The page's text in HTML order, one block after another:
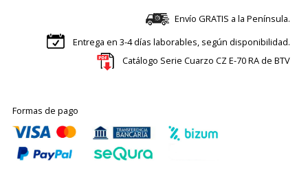
Envío GRATIS a la Península.
Entrega en 3-4 días laborables, según disponibilidad.
Catálogo Serie Cuarzo CZ E-70 RA de BTV
Formas de pago